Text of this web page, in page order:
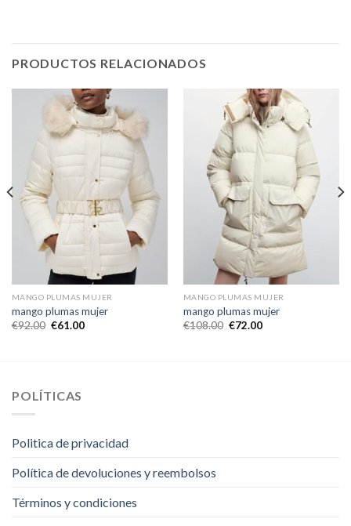
PRODUCTOS RELACIONADOS
MANGO PLUMAS MUJER
mango plumas mujer
€92.00 €61.00
MANGO PLUMAS MUJER
mango plumas mujer
€108.00 €72.00
POLÍTICAS
Politica de privacidad
Política de devoluciones y reembolsos
Términos y condiciones